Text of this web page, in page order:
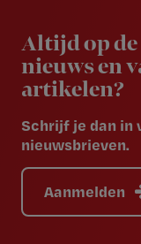
Altijd op de
nieuws en
artikelen?
Schrijf je dan in
nieuwsbrieven.
Aanmelden